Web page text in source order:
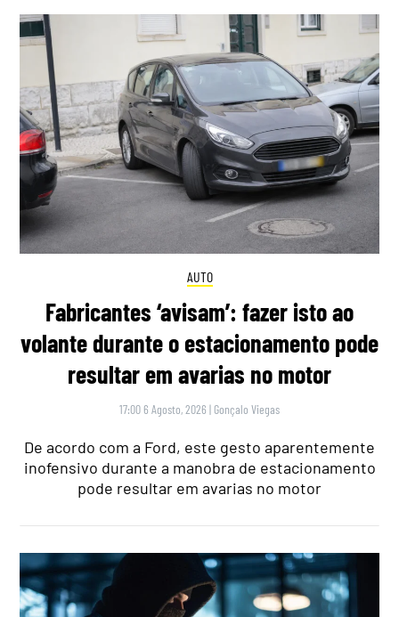
AUTO
Fabricantes ‘avisam’: fazer isto ao
volante durante o estacionamento pode
resultar em avarias no motor
17:00 6 Agosto, 2026 | Gonçalo Viegas
De acordo com a Ford, este gesto aparentemente
inofensivo durante a manobra de estacionamento
pode resultar em avarias no motor